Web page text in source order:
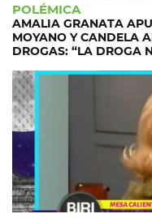
POLÉMICA
AMALIA GRANATA
MOYANO Y CANDELA
DROGAS: “LA DROGA